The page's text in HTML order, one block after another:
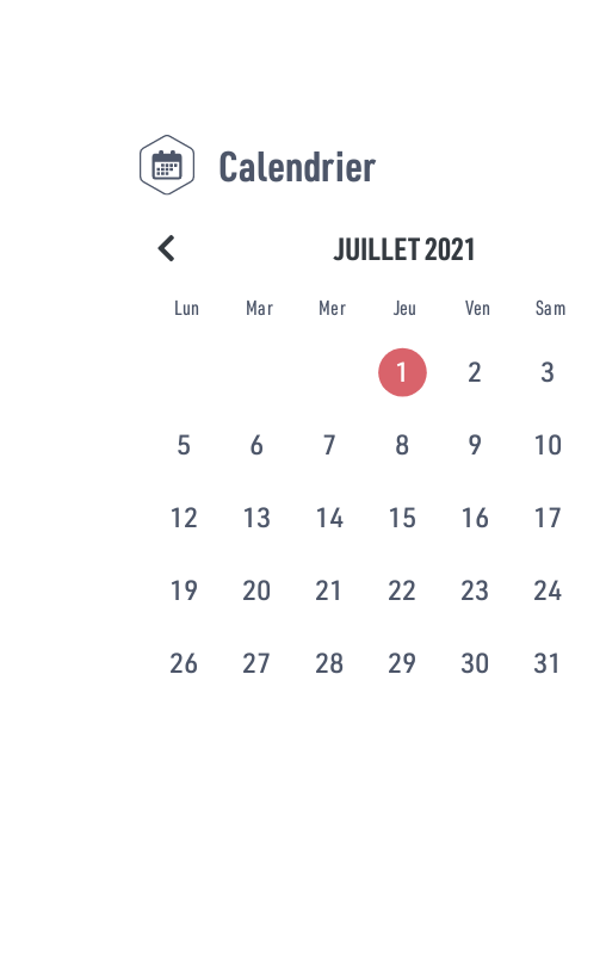
Calendrier
JUILLET 2021
Lun Mar Mer Jeu Ven Sam
1 2 3
5 6 7 8 9 10
12 13 14 15 16 17
19 20 21 22 23 24
26 27 28 29 30 31